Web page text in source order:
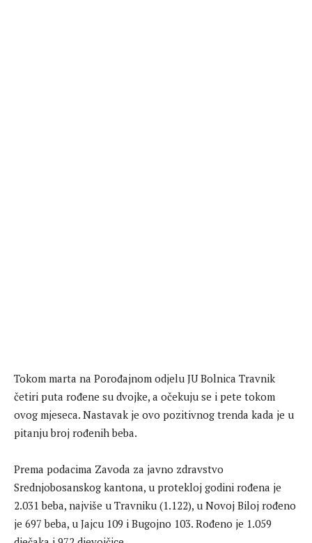
Tokom marta na Porođajnom odjelu JU Bolnica Travnik
četiri puta rođene su dvojke, a očekuju se i pete tokom
ovog mjeseca. Nastavak je ovo pozitivnog trenda kada je u
pitanju broj rođenih beba.
Prema podacima Zavoda za javno zdravstvo
Srednjobosanskog kantona, u protekloj godini rođena je
2.031 beba, najviše u Travniku (1.122), u Novoj Biloj rođeno
je 697 beba, u Jajcu 109 i Bugojno 103. Rođeno je 1.059